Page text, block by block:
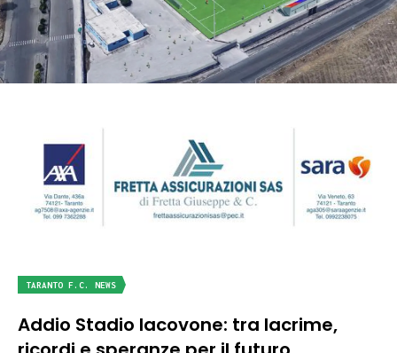
TARANTO F.C. NEWS
Addio Stadio Iacovone: tra lacrime,